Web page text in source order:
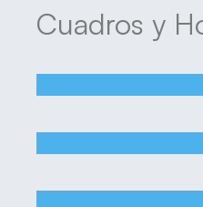
Cuadros y